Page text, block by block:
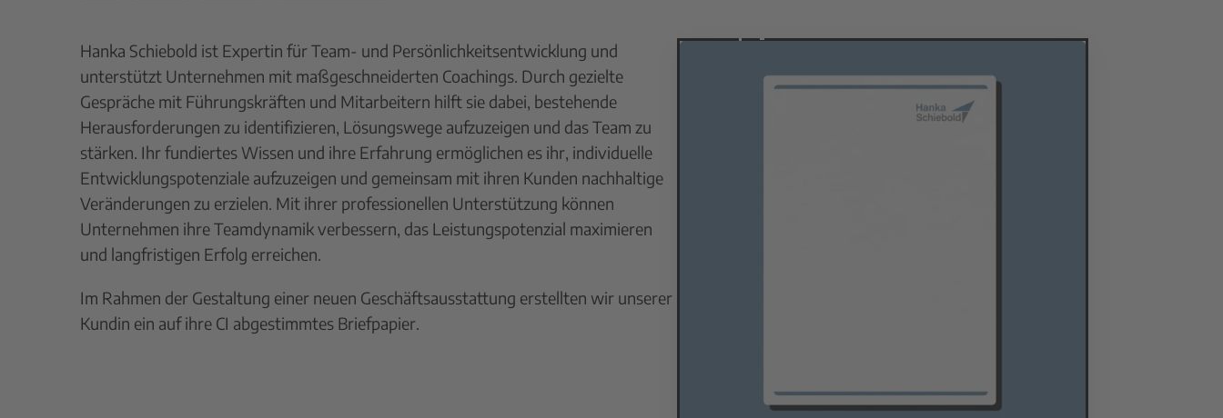
Hanka Schiebold ist Expertin für Team- und Persönlichkeitsentwicklung und
unterstützt Unternehmen mit maßgeschneiderten Coachings. Durch gezielte
Gespräche mit Führungskräften und Mitarbeitern hilft sie dabei, bestehende
Herausforderungen zu identifizieren, Lösungswege aufzuzeigen und das Team zu
stärken. Ihr fundiertes Wissen und ihre Erfahrung ermöglichen es ihr, individuelle
Entwicklungspotenziale aufzuzeigen und gemeinsam mit ihren Kunden nachhaltige
Veränderungen zu erzielen. Mit ihrer professionellen Unterstützung können
Unternehmen ihre Teamdynamik verbessern, das Leistungspotenzial maximieren
und langfristigen Erfolg erreichen.
Im Rahmen der Gestaltung einer neuen Geschäftsausstattung erstellten wir unserer
Kundin ein auf ihre CI abgestimmtes Briefpapier.